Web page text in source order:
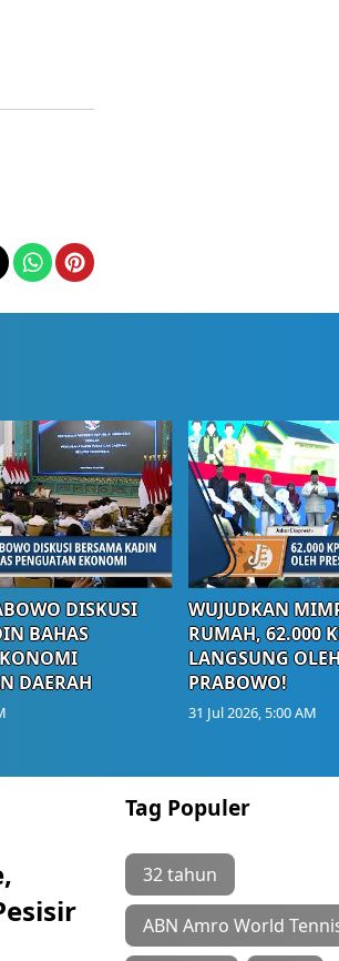
DISKUSI
BAHAS
DAERAH
WUJUDKAN
RUMAH, 62.000
LANGSUNG
PRABOWO!
31 Jul 2026, 5:00 AM
Tag Populer
32 tahun
ABN Amro World